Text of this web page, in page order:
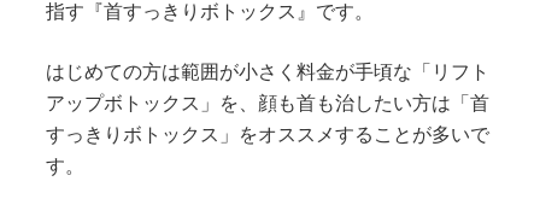
指す『首すっきりボトックス』です。
はじめての方は範囲が小さく料金が手頃な「リフト
アップボトックス」を、顔も首も治したい方は「首
すっきりボトックス」をオススメすることが多いで
す。